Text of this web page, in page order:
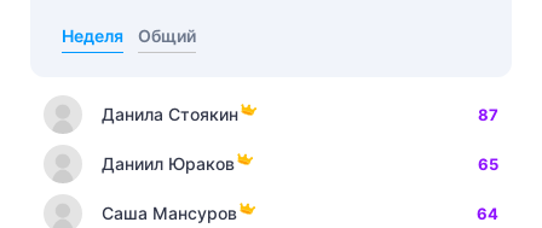
Неделя Общий
Данила Стоякин 87
Даниил Юраков 65
Саша Мансуров 64